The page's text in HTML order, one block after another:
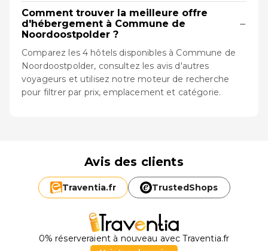
Comment trouver la meilleure offre
d'hébergement à Commune de
Noordoostpolder ?
−
Comparez les 4 hôtels disponibles à Commune de
Noordoostpolder, consultez les avis d'autres
voyageurs et utilisez notre moteur de recherche
pour filtrer par prix, emplacement et catégorie.
Avis des clients
Traventia.fr TrustedShops
0% réserveraient à nouveau avec Traventia.fr